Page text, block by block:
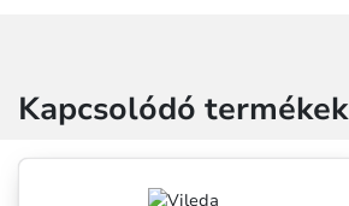
Kapcsolódó termékek